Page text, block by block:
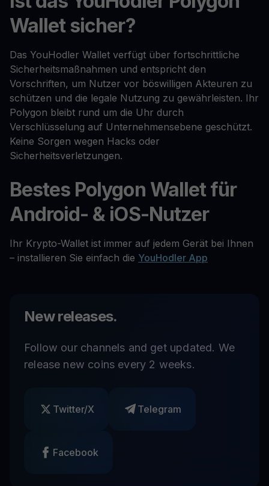
Wallet sicher?
Das YouHodler Wallet verfügt über fortschrittliche
Sicherheitsmaßnahmen und entspricht den
Vorschriften, um Nutzer vor böswilligen Akteuren zu
schützen und die legale Nutzung zu gewährleisten. Ihr
Polygon bleibt rund um die Uhr durch
Verschlüsselung auf Unternehmensebene geschützt.
Keine Sorgen wegen Hacks oder
Sicherheitsverletzungen.
Bestes Polygon Wallet für
Android- & iOS-Nutzer
Ihr Krypto-Wallet ist immer auf jedem Gerät bei Ihnen
– installieren Sie einfach die YouHodler App
New releases.
Follow our channels and get updated. We
release new coins every 2 weeks.
Twitter/X Telegram
Facebook